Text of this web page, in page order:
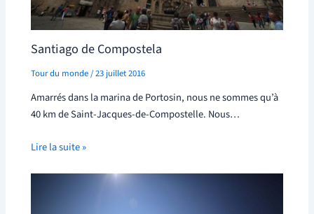
Santiago de Compostela
Tour du monde/23 juillet 2016
Amarrés dans la marina de Portosin, nous ne sommes qu’à
40 km de Saint-Jacques-de-Compostelle. Nous…
Lire la suite »